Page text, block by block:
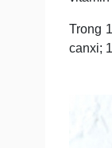
Dinh
Cây
Sản
Phòng
Trong
canxi;